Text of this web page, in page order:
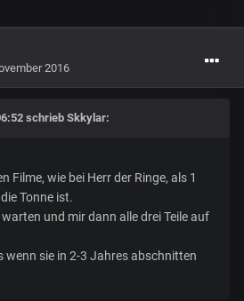
2016
schrieb Skkylar:
Filme, wie bei Herr der Ringe, als 1
Tonne ist.
und mir dann alle drei Teile auf
wenn sie in 2-3 Jahres abschnitten